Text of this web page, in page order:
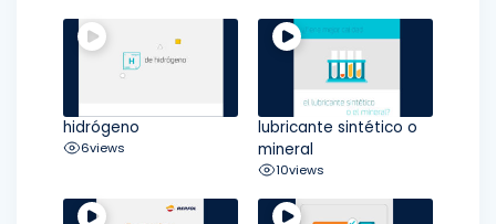
hidrógeno
6views
lubricante sintético o
mineral
10views